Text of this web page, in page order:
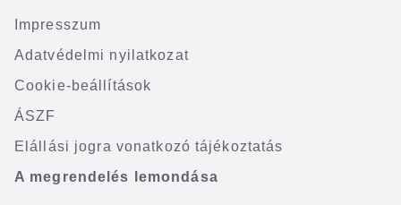
Impresszum
Adatvédelmi nyilatkozat
Cookie-beállítások
ÁSZF
Elállási jogra vonatkozó tájékoztatás
A megrendelés lemondása